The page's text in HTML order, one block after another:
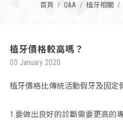
首頁 Q&A 植牙相關
植牙價格較高嗎？
03 January 2020
植牙價格比傳統活動假牙及固定
1.要做出良好的診斷需要更高的